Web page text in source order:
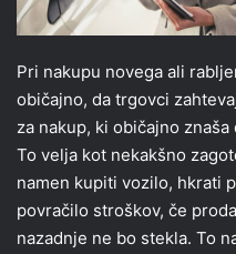
Pri nakupu novega ali
običajno, da trgovci
za nakup, ki običajno
To velja kot nekakšno
namen kupiti vozilo, hkrati
povračilo stroškov, če
nazadnje ne bo stekla. To